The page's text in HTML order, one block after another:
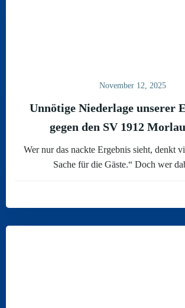
November 12, 2025
Unnötige Niederlage unserer
gegen den SV 1912
Wer nur das nackte Ergebnis sieht, denkt
Sache für die Gäste.“ Doch wer